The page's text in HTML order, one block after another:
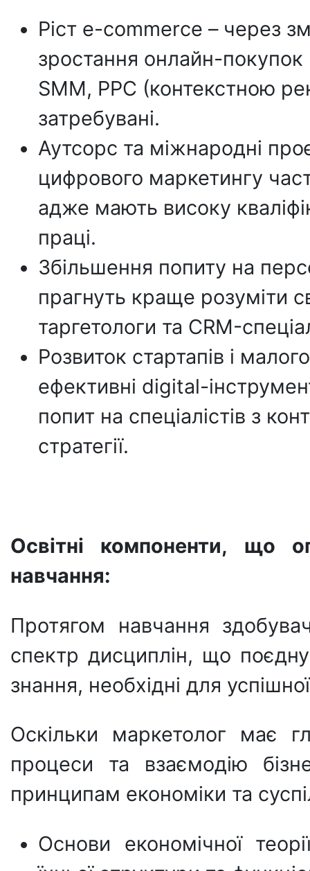
Ріст e-commerce – через
зростання онлайн-покупок
SMM, PPC (контекстною
затребувані.
Аутсорс та міжнародні
цифрового маркетингу
адже мають високу
праці.
Збільшення попиту на
прагнуть краще розуміти
таргетологи та CRM-
Розвиток стартапів і
ефективні digital-
попит на спеціалістів з
стратегії.
Освітні компоненти, що
навчання:
Протягом навчання
спектр дисциплін, що
знання, необхідні для
Оскільки маркетолог має
процеси та взаємодію
принципам економіки та
Основи економічної